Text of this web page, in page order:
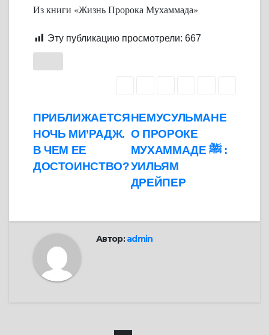
Из книги «Жизнь Пророка Мухаммада»
Эту публикацию просмотрели: 667
Навигация
по
записям
НЕМУСУЛЬМАНЕ
О ПРОРОКЕ
МУХАММАДЕ ﷺ :
УИЛЬЯМ
ДРЕЙПЕР
ПРИБЛИЖАЕТСЯ
НОЧЬ МИ’РАДЖ.
В ЧЕМ ЕЕ
ДОСТОИНСТВО?
Автор:admin